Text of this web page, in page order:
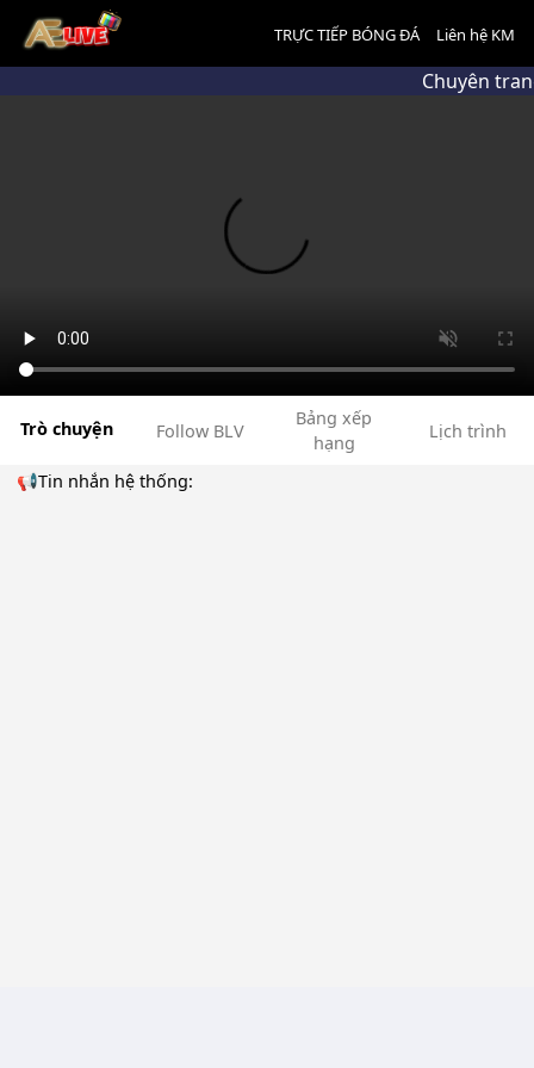
TRỰC TIẾP BÓNG ĐÁ Liên hệ KM
Chuyên
Trò chuyện Follow BLV
Bảng xếp
hạng
Lịch trình
📢Tin nhắn hệ thống: